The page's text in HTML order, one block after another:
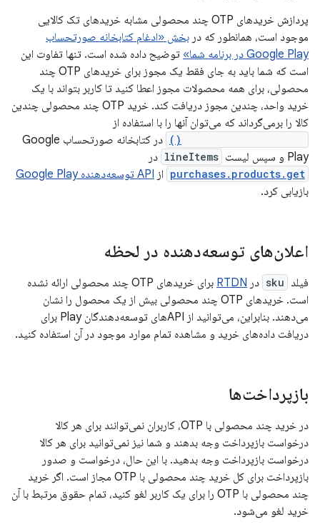
پردازش خریدهای OTP چند محصولی مشابه خریدهای تک کالایی
موجود است، همانطور که در بخش «ادغام کتابخانه صورتحساب
Google Play در برنامه شما»
توضیح داده شده است. تنها تفاوت این
است که شما باید به جای فقط یک مجوز برای خریدهای OTP چند
محصولی، برای همه محصولات مجوز اعطا کنید تا کاربر بتواند با یک
خرید واحد، چندین مجوز دریافت کند. خرید OTP چند محصولی چندین
کالا را برمی‌گرداند که می‌توان آنها را با استفاده از
در کتابخانه صورتحساب Google
Play و سپس لیست
lineItems در
purchases.products.get از API توسعه‌دهنده Google Play
بازیابی کرد.
اعلان‌های توسعه‌دهنده در لحظه
فیلد sku در RTDN
برای خریدهای OTP چند محصولی ارائه نشده
است. خریدهای OTP چند محصولی بیش از یک محصول را نشان
می‌دهند. بنابراین، می‌توانید از APIهای توسعه‌دهندگان Play برای
دریافت داده‌های خرید و مشاهده تمام موارد موجود در آن استفاده کنید.
بازپرداخت‌ها
در خرید چند محصولی با OTP، کاربران نمی‌توانند برای هر کالا
درخواست بازپرداخت وجه بدهند و شما نیز نمی‌توانید برای هر کالا
درخواست بازپرداخت وجه بدهید. با این حال، درخواست و صدور
بازپرداخت برای کل خرید چند محصولی با OTP مجاز است. اگر خرید
چند محصولی با OTP را برای یک کاربر لغو کنید، تمام حقوق مرتبط با آن
خرید لغو می‌شود.